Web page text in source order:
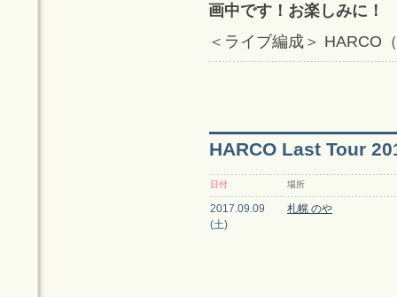
画中です！お楽しみに！
＜ライブ編成＞ HARCO
HARCO Last Tour
日付 場所
2017.09.09
(土)
札幌 のや